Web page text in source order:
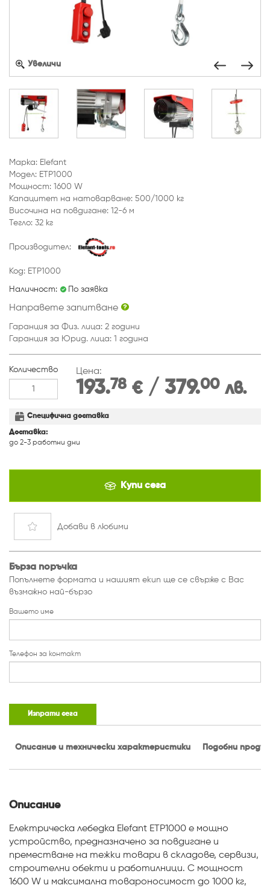
Увеличи
Марка: Elefant
Модел: ETP1000
Мощност: 1600 W
Капацитет на натоварване: 500/1000 кг
Височина на повдигане: 12-6 м
Тегло: 32 кг
Производител:
Код: ETP1000
Наличност: По заявка
Направете запитване
Гаранция за Физ. лица: 2 години
Гаранция за Юрид. лица: 1 година
Количество Цена:
193.78 €/ 379.00 лв.
Специфична доставка
Доставка:
до 2-3 работни дни
Купи сега
Добави в любими
Бърза поръчка
Попълнете формата и нашият екип ще се свърже с Вас
възможно най-бързо
Вашето име
Телефон за контакт
Изпрати сега
Описание и технически характеристики Подобни
Описание
Електрическа лебедка Elefant ETP1000 е мощно
устройство, предназначено за повдигане и
преместване на тежки товари в складове, сервизи,
строителни обекти и работилници. С мощност
1600 W и максимална товароносимост до 1000 кг,